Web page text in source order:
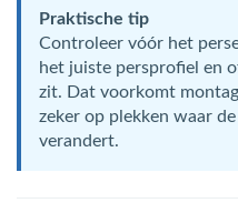
Praktische tip
Controleer vóór het
het juiste persprofiel en
zit. Dat voorkomt
zeker op plekken waar
verandert.